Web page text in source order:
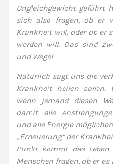
Ungleichgewicht geführt
sich also fragen, ob er
Krankheit will, oder ob er
werden will. Das sind
und Wege!
Natürlich sagt uns die
Krankheit heilen
wenn jemand diesen
damit alle
und alle Energie
„Erneuerung“ der
Punkt kommt das
Menschen fragen, ob er